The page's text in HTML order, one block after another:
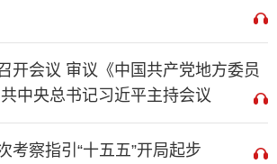
开会议 审议《中国共产党地方委员
中央总书记习近平主持会议
考察指引“十五五”开局起步